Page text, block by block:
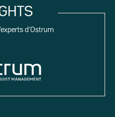
d’Ostrum